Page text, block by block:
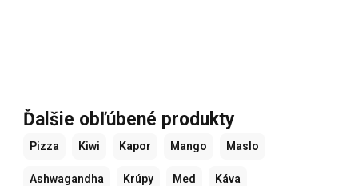
Ďalšie obľúbené produkty
Pizza Kiwi Kapor Mango Maslo
Ashwagandha Krúpy Med Káva